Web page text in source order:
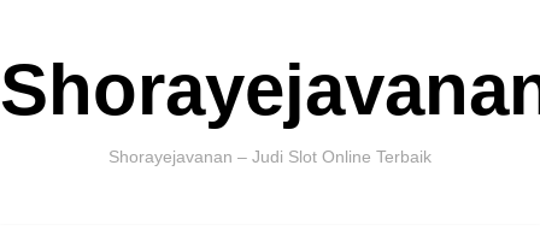
to
content
Shorayejavanan – Judi Slot Online Terbaik